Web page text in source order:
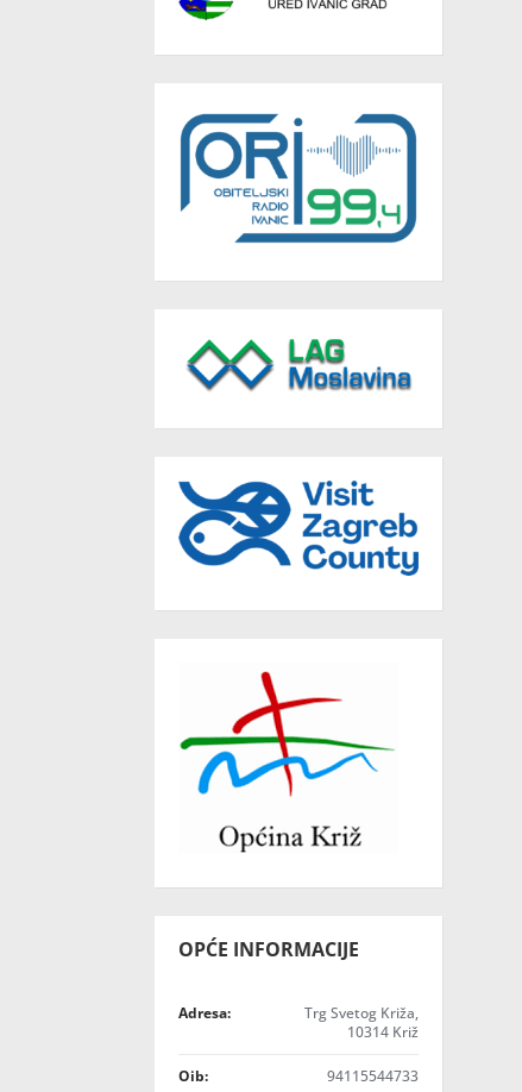
OPĆE INFORMACIJE
Adresa:
Trg Svetog Križa,
10314 Križ
Oib: 94115544733